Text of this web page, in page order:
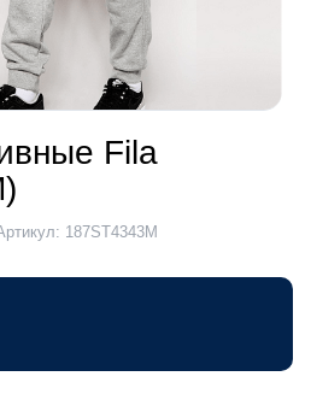
Fila
187ST4343M